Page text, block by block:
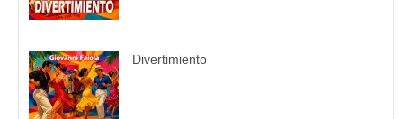
Divertimiento